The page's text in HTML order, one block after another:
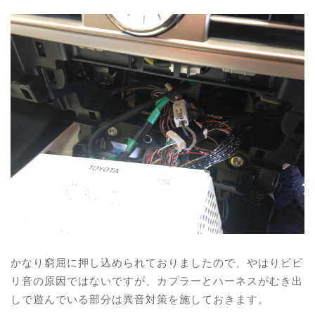
かなり窮屈に押し込められておりましたので、やはりビビ
リ音の原因ではないですが、カプラーとハーネスがむき出
しで遊んでいる部分は異音対策を施しておきます。